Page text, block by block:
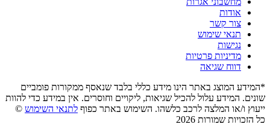
אודות
צור קשר
תנאי שימוש
נגישות
מדיניות פרטיות
דווח שגיאה
*המידע המוצג באתר הינו מידע כללי בלבד שנאסף ממקורות פומביים
שונים. המידע עלול להכיל שגיאות, ליקויים וחוסרים. אין במידע כדי להוות
ייעוץ ו/או המלצה לרכב כלשהו. השימוש באתר כפוף לתנאי השימוש ©
כל הזכויות שמורות 2026